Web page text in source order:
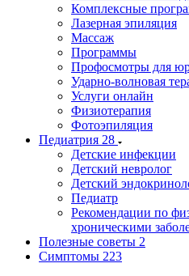
Комплексные
Лазерная эпиляция
Массаж
Программы
Профосмотры для
Ударно-волновая
Услуги онлайн
Физиотерапия
Фотоэпиляция
Педиатрия 28
Детские инфекции
Детский невролог
Детский
Педиатр
Рекомендации по
хроническими
Полезные советы 2
Симптомы 223